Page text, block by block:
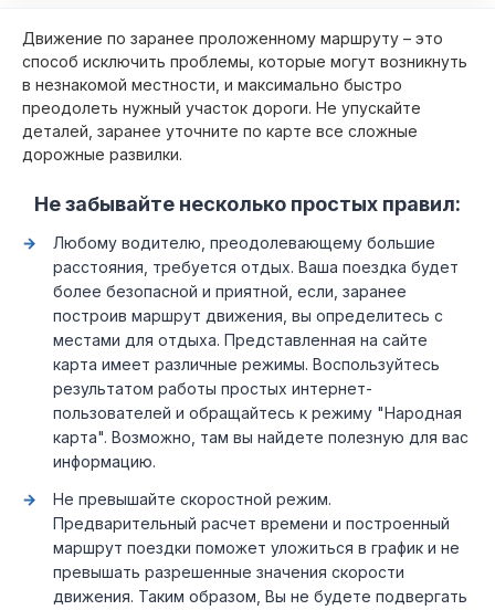
Движение по заранее проложенному маршруту – это
способ исключить проблемы, которые могут возникнуть
в незнакомой местности, и максимально быстро
преодолеть нужный участок дороги. Не упускайте
деталей, заранее уточните по карте все сложные
дорожные развилки.
Не забывайте несколько простых правил:
Любому водителю, преодолевающему большие
расстояния, требуется отдых. Ваша поездка будет
более безопасной и приятной, если, заранее
построив маршрут движения, вы определитесь с
местами для отдыха. Представленная на сайте
карта имеет различные режимы. Воспользуйтесь
результатом работы простых интернет-
пользователей и обращайтесь к режиму "Народная
карта". Возможно, там вы найдете полезную для вас
информацию.
Не превышайте скоростной режим.
Предварительный расчет времени и построенный
маршрут поездки поможет уложиться в график и не
превышать разрешенные значения скорости
движения. Таким образом, Вы не будете подвергать